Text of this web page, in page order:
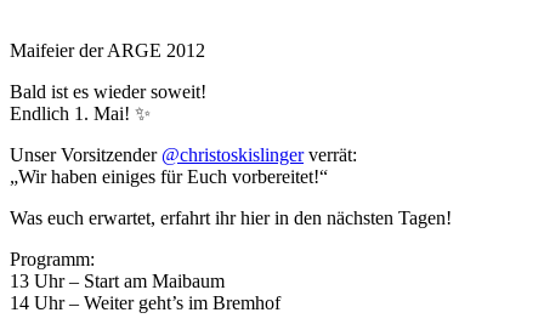
Maifeier der ARGE 2012
Bald ist es wieder soweit!
Endlich 1. Mai! ✨
Unser Vorsitzender @christoskislingerverrät:
„Wir haben einiges für Euch vorbereitet!“
Was euch erwartet, erfahrt ihr hier in den nächsten Tagen!
Programm:
13 Uhr – Start am Maibaum
14 Uhr – Weiter geht’s im Bremhof